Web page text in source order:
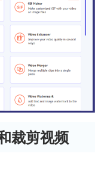
裁剪视频